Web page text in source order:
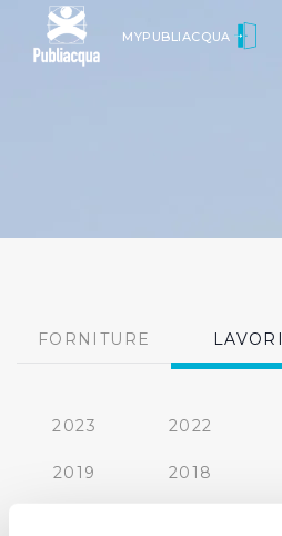
MYPUBLIACQUA
FORNITURE LAVORI
2023 2022
2019 2018